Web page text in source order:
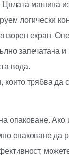
Цялата машина
логически
екран.
запечатана
вода.
които трябва да
опаковане. Ако
опаковане да